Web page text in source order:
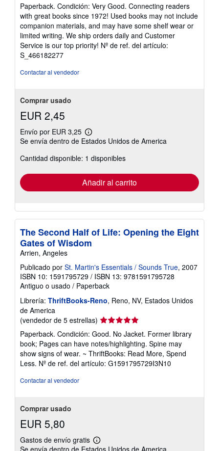
vendedor:
5
de
5
estrellas
Paperback. Condición: Very Good. Connecting readers
with great books since 1972! Used books may not include
companion materials, and may have some shelf wear or
limited writing. We ship orders daily and Customer
Service is our top priority! Nº de ref. del artículo:
S_466182277
Contactar al vendedor
Comprar usado
EUR 2,45
Envío por EUR 3,25
Más
información
las
tarifas
envío
Se envía dentro de Estados Unidos de America
Cantidad disponible: 1 disponibles
Añadir al carrito
The Second Half of Life: Opening the Eight
Gates of Wisdom
Arrien, Angeles
Publicado por St. Martin's Essentials / Sounds True, 2007
ISBN 10: 1591795729 / ISBN 13: 9781591795728
Antiguo o usado / Paperback
Librería: ThriftBooks-Reno, Reno, NV, Estados Unidos
de America
(vendedor de 5 estrellas) Calificación
del
vendedor:
5
de
5
Paperback. Condición: Good. No Jacket. Former library
book; Pages can have notes/highlighting. Spine may
show signs of wear. ~ ThriftBooks: Read More, Spend
Less. Nº de ref. del artículo: G1591795729I3N10
Contactar al vendedor
Comprar usado
EUR 5,80
Gastos de envío gratis
Más
Se envía dentro de Estados Unidos de America